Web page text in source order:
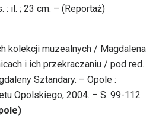
: il. ; 23 cm. – (Reportaż)
kolekcji muzealnych / Magdalena
i ich przekraczaniu / pod red.
Sztandary. – Opole :
Opolskiego, 2004. – S. 99-112